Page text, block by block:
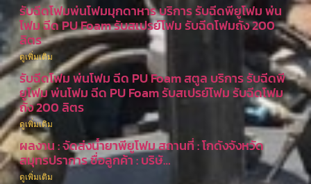
รับฉีดโฟมพ่นโฟมมุกดาหาร บริการ รับฉีดพียูโฟม พ่น
โฟม ฉีด PU Foam รับสเปรย์โฟม รับฉีดโฟมถัง 200
ลิตร
ดูเพิ่มเติม
รับฉีดโฟม พ่นโฟม ฉีด PU Foam สตูล บริการ รับฉีดพี
ยูโฟม พ่นโฟม ฉีด PU Foam รับสเปรย์โฟม รับฉีดโฟม
ถัง 200 ลิตร
ดูเพิ่มเติม
ผลงาน : จัดส่งน้ำยาพียูโฟม สถานที่ : โกดังจังหวัด
สมุทรปราการ ชื่อลูกค้า : บริษั…
ดูเพิ่มเติม